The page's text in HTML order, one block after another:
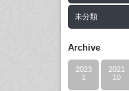
未分類
Archive
2023
1
2021
10